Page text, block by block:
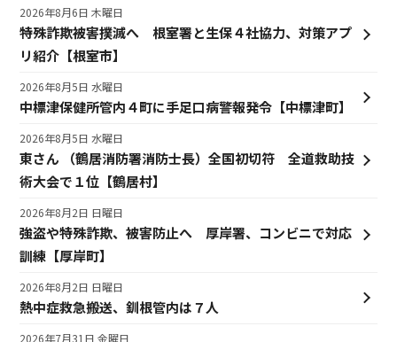
特殊詐欺被害撲滅へ 根室署と生保４社協力、対策アプ
リ紹介【根室市】
2026年8月6日 木曜日
中標津保健所管内４町に手足口病警報発令【中標津町】
2026年8月5日 水曜日
東さん （鶴居消防署消防士長）全国初切符 全道救助技
術大会で１位【鶴居村】
2026年8月5日 水曜日
強盗や特殊詐欺、被害防止へ 厚岸署、コンビニで対応
訓練【厚岸町】
2026年8月2日 日曜日
熱中症救急搬送、釧根管内は７人
2026年8月2日 日曜日
2026年7月31日 金曜日